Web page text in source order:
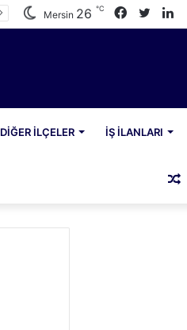
Facebook
Mersin 26 ℃
DIĞER İLÇELER İŞ İLANLARI